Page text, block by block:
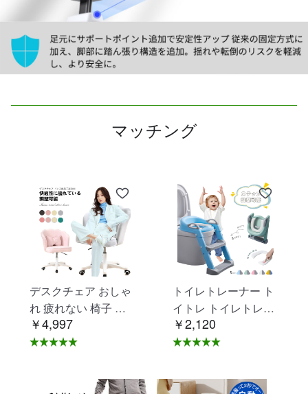
マッチング
デスクチェア おしゃ
れ 疲れない 椅子 白
ホワイト デスクチェ
ア 疲れにくい 学習椅
学習チェア オフィス
￥4,997
トイレトレーナー ト
イトレ トイレトレー
ニング トイレ 練習
折りたたみ おまる 補
供用 便座 トイレ補助
￥2,120